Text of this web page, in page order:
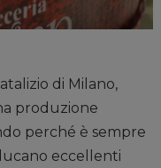
di Milano,
produzione
perché è sempre
eccellenti